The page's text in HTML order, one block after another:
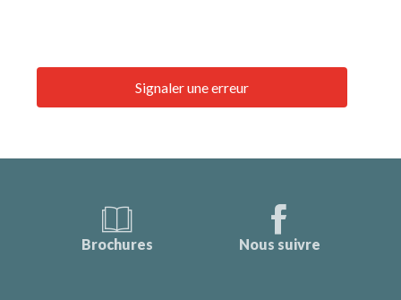
Signaler une erreur
Brochures Nous suivre